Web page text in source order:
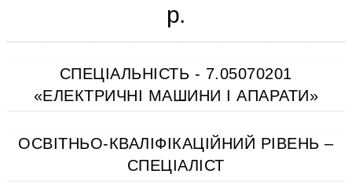
р.
СПЕЦІАЛЬНІСТЬ - 7.05070201
«ЕЛЕКТРИЧНІ МАШИНИ І АПАРАТИ»
ОСВІТНЬО-КВАЛІФІКАЦІЙНИЙ РІВЕНЬ –
СПЕЦІАЛІСТ